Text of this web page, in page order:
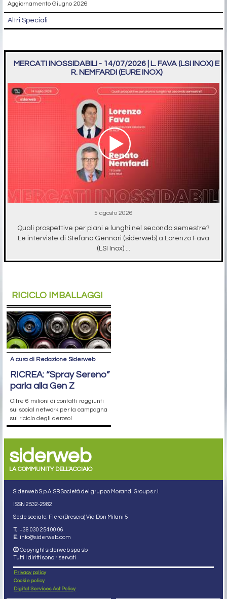
Aggiornamento Giugno 2026
Altri Speciali
MERCATI INOSSIDABILI - 14/07/2026 | L. FAVA (LSI INOX) E
R. NEMFARDI (EURE INOX)
5 agosto 2026
Quali prospettive per piani e lunghi nel secondo semestre?
Le interviste di Stefano Gennari (siderweb) a Lorenzo Fava
(LSI Inox) ...
RICICLO IMBALLAGGI
A cura di Redazione Siderweb
RICREA: “Spray Sereno”
parla alla Gen Z
Oltre 6 milioni di contatti raggiunti
sui social network per la campagna
sul riciclo degli aerosol
siderweb
LA COMMUNITY DELL'ACCIAIO
Siderweb S.p.A. SB Società del gruppo Morandi Group s.r.l.
ISSN 2532-2982
Sede sociale: Flero (Brescia) Via Don Milani 5
T. +39 030 254 00 06
E. info@siderweb.com
Copyright siderweb spa sb
Tutti i diritti sono riservati
Privacy policy
Cookie policy
Digital Services Act Policy